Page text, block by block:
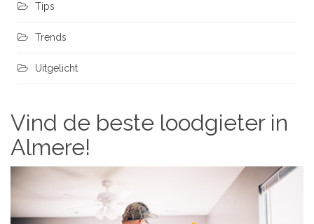
Tips
Trends
Uitgelicht
Vind de beste loodgieter in
Almere!